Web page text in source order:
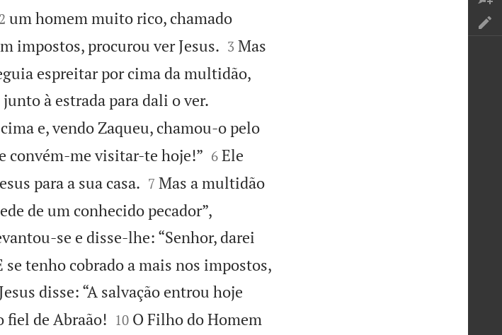

2 um homem muito rico, chamado
impostos, procurou ver Jesus.
3 Mas
espreitar por cima da multidão,
à estrada para dali o ver.
e, vendo Zaqueu, chamou-o pelo
convém-me visitar-te hoje!”
6 Ele
para a sua casa.
7 Mas a multidão
de um conhecido pecador”,
se e disse-lhe: “Senhor, darei
tenho cobrado a mais nos impostos,
Jesus disse: “A salvação entrou hoje
fiel de Abraão!
10 O Filho do Homem